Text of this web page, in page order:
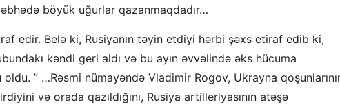
böyük uğurlar qazanmaqdadır…
edir. Belə ki, Rusiyanın təyin etdiyi hərbi şəxs etiraf edib ki,
kəndi geri aldı və bu ayın əvvəlində əks hücuma
” …Rəsmi nümayəndə Vladimir Rogov, Ukrayna
və orada qazıldığını, Rusiya artilleriyasının atəşə